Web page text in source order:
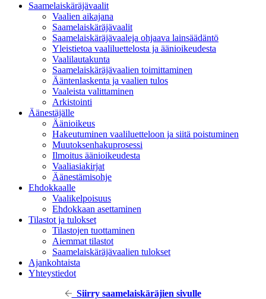
Saamelaiskäräjävaalit
Vaalien aikajana
Saamelaiskäräjävaalit
Saamelaiskäräjävaaleja ohjaava lainsäädäntö
Yleistietoa vaaliluettelosta ja äänioikeudesta
Vaalilautakunta
Saamelaiskäräjävaalien toimittaminen
Ääntenlaskenta ja vaalien tulos
Vaaleista valittaminen
Arkistointi
Äänestäjälle
Äänioikeus
Hakeutuminen vaaliluetteloon ja siitä poistuminen
Muutoksenhakuprosessi
Ilmoitus äänioikeudesta
Vaaliasiakirjat
Äänestämisohje
Ehdokkaalle
Vaalikelpoisuus
Ehdokkaan asettaminen
Tilastot ja tulokset
Tilastojen tuottaminen
Aiemmat tilastot
Saamelaiskäräjävaalien tulokset
Ajankohtaista
Yhteystiedot
Siirry saamelaiskäräjien sivulle